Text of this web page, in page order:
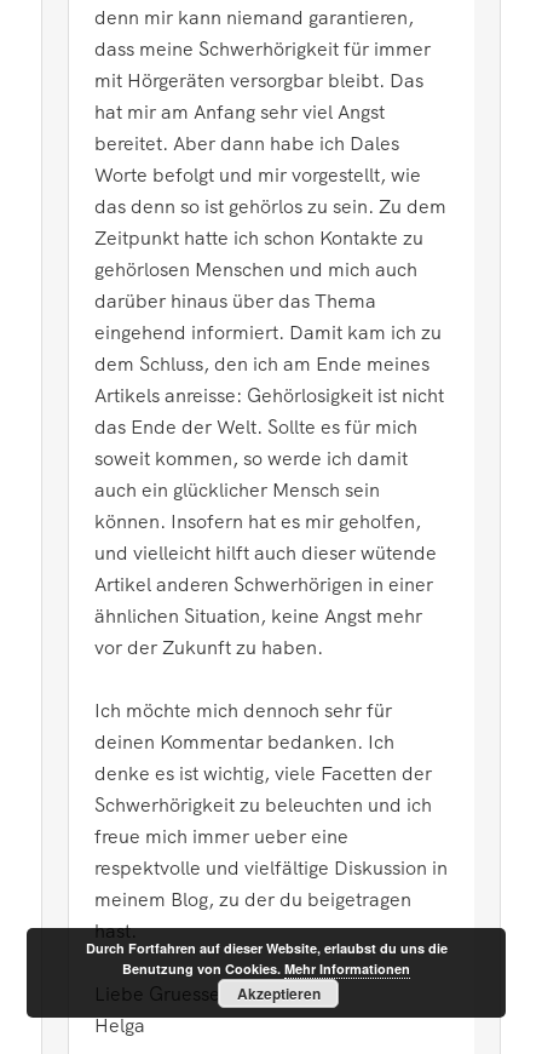
denn mir kann niemand garantieren,
dass meine Schwerhörigkeit für immer
mit Hörgeräten versorgbar bleibt. Das
hat mir am Anfang sehr viel Angst
bereitet. Aber dann habe ich Dales
Worte befolgt und mir vorgestellt, wie
das denn so ist gehörlos zu sein. Zu dem
Zeitpunkt hatte ich schon Kontakte zu
gehörlosen Menschen und mich auch
darüber hinaus über das Thema
eingehend informiert. Damit kam ich zu
dem Schluss, den ich am Ende meines
Artikels anreisse: Gehörlosigkeit ist nicht
das Ende der Welt. Sollte es für mich
soweit kommen, so werde ich damit
auch ein glücklicher Mensch sein
können. Insofern hat es mir geholfen,
und vielleicht hilft auch dieser wütende
Artikel anderen Schwerhörigen in einer
ähnlichen Situation, keine Angst mehr
vor der Zukunft zu haben.
Ich möchte mich dennoch sehr für
deinen Kommentar bedanken. Ich
denke es ist wichtig, viele Facetten der
Schwerhörigkeit zu beleuchten und ich
freue mich immer ueber eine
respektvolle und vielfältige Diskussion in
meinem Blog, zu der du beigetragen
hast.
Liebe Gruesse,
Helga
Durch Fortfahren auf dieser Website, erlaubst du uns die
Benutzung von Cookies.Mehr Informationen
Akzeptieren